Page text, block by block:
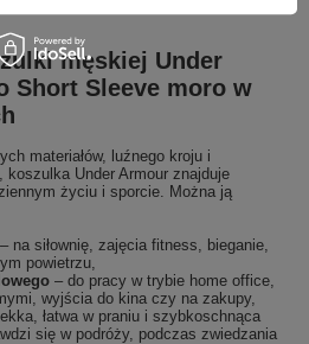
męskiej Under
Short Sleeve moro w
materiałów, luźnego kroju i
koszulka Under Armour znajduje
życiu i sporcie. Można ją
na siłownię, zajęcia fitness, bieganie,
powietrzu,
– do pracy w trybie home office,
wyjścia do kina czy na zakupy,
łatwa w praniu i szybkoschnąca
się w podróży, podczas zwiedzania